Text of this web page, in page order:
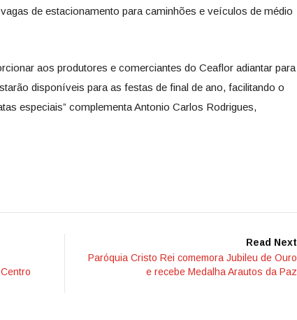
de estacionamento para caminhões e veículos de médio
aos produtores e comerciantes do Ceaflor adiantar para
disponíveis para as festas de final de ano, facilitando o
especiais” complementa Antonio Carlos Rodrigues,
Read Next
Paróquia Cristo Rei comemora Jubileu de Ouro
e recebe Medalha Arautos da Paz